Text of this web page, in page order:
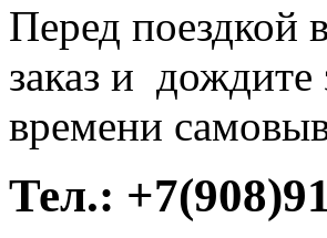
Перед поездкой
заказ и дождите
времени
Тел.: